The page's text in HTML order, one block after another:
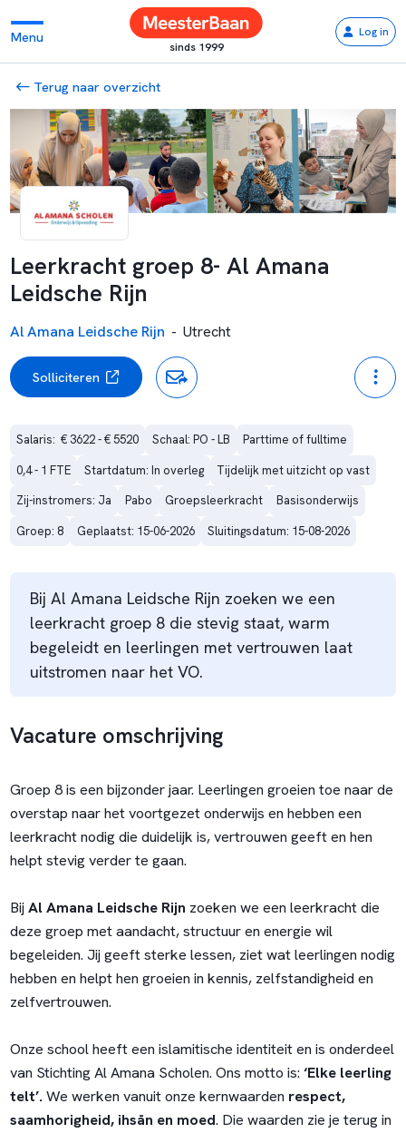
Menu
sinds 1999
Log in
Terug naar overzicht
Leerkracht groep 8- Al Amana
Leidsche Rijn
Al Amana Leidsche Rijn - Utrecht
Solliciteren
Salaris:  € 3622 - € 5520 Schaal: PO - LB
Parttime of fulltime
0,4 - 1 FTE
Startdatum: In overleg
Tijdelijk met uitzicht op vast
Zij-instromers: Ja
Pabo Groepsleerkracht
Basisonderwijs
Groep: 8
Geplaatst: 15-06-2026 Sluitingsdatum: 15-08-2026
Bij Al Amana Leidsche Rijn zoeken we een
leerkracht groep 8 die stevig staat, warm
begeleidt en leerlingen met vertrouwen laat
uitstromen naar het VO.
Vacature omschrijving
Groep 8 is een bijzonder jaar. Leerlingen groeien toe naar de
overstap naar het voortgezet onderwijs en hebben een
leerkracht nodig die duidelijk is, vertrouwen geeft en hen
helpt stevig verder te gaan.
Bij Al Amana Leidsche Rijn zoeken we een leerkracht die
deze groep met aandacht, structuur en energie wil
begeleiden. Jij geeft sterke lessen, ziet wat leerlingen nodig
hebben en helpt hen groeien in kennis, zelfstandigheid en
zelfvertrouwen.
Onze school heeft een islamitische identiteit en is onderdeel
van Stichting Al Amana Scholen. Ons motto is: ‘Elke leerling
telt’. We werken vanuit onze kernwaarden respect,
saamhorigheid, ihsān en moed. Die waarden zie je terug in